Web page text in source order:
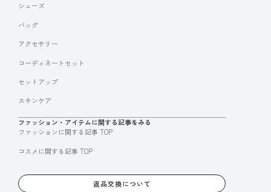
シューズ
バッグ
アクセサリー
コーディネートセット
セットアップ
スキンケア
ファッション・アイテムに関する記事をみる
ファッションに関する記事 TOP
コスメに関する記事 TOP
返品交換について